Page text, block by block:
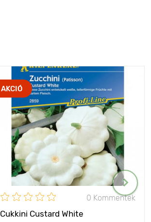
AKCIÓ
0 Kommentek
Cukkini Custard White